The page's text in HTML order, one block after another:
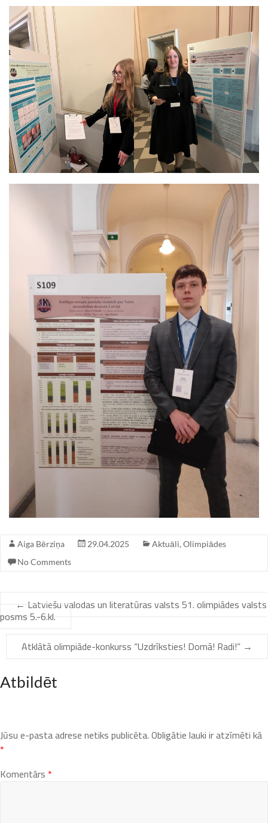
Aiga Bērziņa 29.04.2025 Aktuāli,Olimpiādes
No Comments
← Latviešu valodas un literatūras valsts 51. olimpiādes valsts
posms 5.-6.kl.
Atklātā olimpiāde-konkurss “Uzdrīksties! Domā! Radi!” →
Atbildēt
Jūsu e-pasta adrese netiks publicēta.Obligātie lauki ir atzīmēti kā
*
Komentārs *